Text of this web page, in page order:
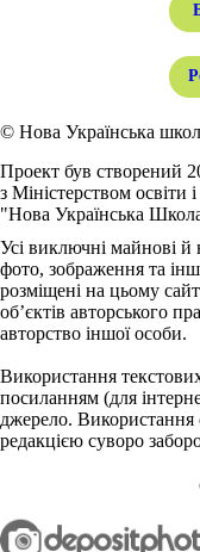
© Нова Українська
Проект був створений
з Міністерством освіти
"Нова Українська
Усі виключні майнові й
фото, зображення та
розміщені на цьому
об’єктів авторського
авторство іншої особи.
Використання
посиланням (для
джерело. Використання
редакцією суворо